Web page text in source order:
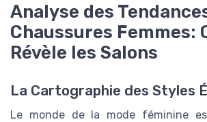
Analyse des
Chaussures Femmes:
Révèle les Salons
La Cartographie des Styles
Le monde de la mode féminine